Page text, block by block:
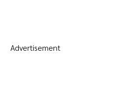
Advertisement